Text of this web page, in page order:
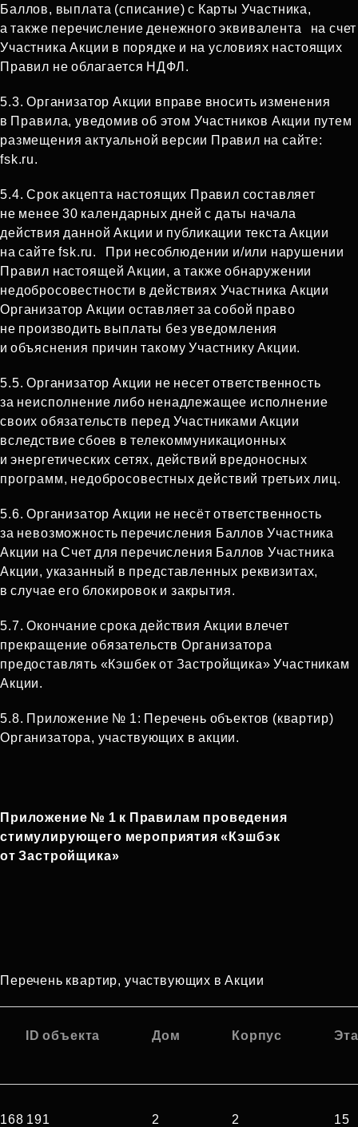
Баллов, выплата (списание) с Карты Участника,
а также перечисление денежного эквивалента на счет
Участника Акции в порядке и на условиях настоящих
Правил не облагается НДФЛ.
5.3. Организатор Акции вправе вносить изменения
в Правила, уведомив об этом Участников Акции путем
размещения актуальной версии Правил на сайте:
fsk.ru.
5.4. Срок акцепта настоящих Правил составляет
не менее 30 календарных дней с даты начала
действия данной Акции и публикации текста Акции
на сайте fsk.ru. При несоблюдении и/или нарушении
Правил настоящей Акции, а также обнаружении
недобросовестности в действиях Участника Акции
Организатор Акции оставляет за собой право
не производить выплаты без уведомления
и объяснения причин такому Участнику Акции.
5.5. Организатор Акции не несет ответственность
за неисполнение либо ненадлежащее исполнение
своих обязательств перед Участниками Акции
вследствие сбоев в телекоммуникационных
и энергетических сетях, действий вредоносных
программ, недобросовестных действий третьих лиц.
5.6. Организатор Акции не несёт ответственность
за невозможность перечисления Баллов Участника
Акции на Счет для перечисления Баллов Участника
Акции, указанный в представленных реквизитах,
в случае его блокировок и закрытия.
5.7. Окончание срока действия Акции влечет
прекращение обязательств Организатора
предоставлять «Кэшбек от Застройщика» Участникам
Акции.
5.8. Приложение № 1: Перечень объектов (квартир)
Организатора, участвующих в акции.
Приложение № 1 к Правилам проведения
стимулирующего мероприятия «Кэшбэк
от Застройщика»
Перечень квартир, участвующих в Акции
ID объекта Дом Корпус
168 191 2 2 15